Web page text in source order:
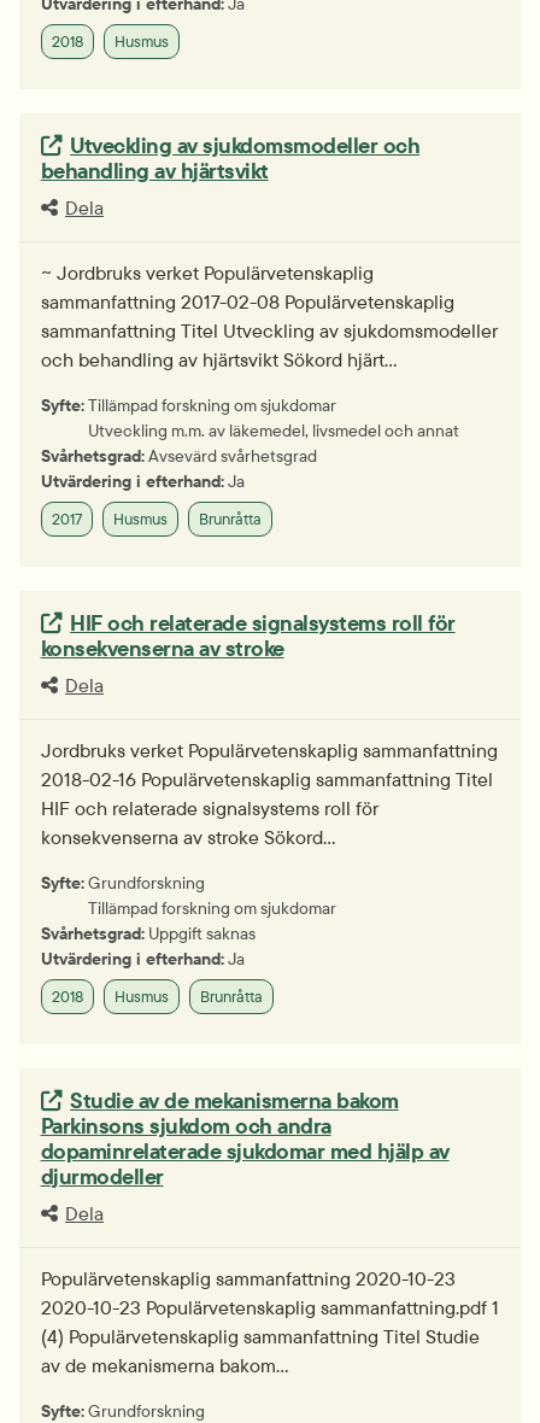
2018 Husmus
Extern länk.
Utveckling av sjukdomsmodeller och
behandling av hjärtsvikt
Dela
~ Jordbruks verket Populärvetenskaplig
sammanfattning 2017-02-08 Populärvetenskaplig
sammanfattning Titel Utveckling av sjukdomsmodeller
och behandling av hjärtsvikt Sökord hjärt…
Syfte:Tillämpad forskning om sjukdomar
Utveckling m.m. av läkemedel, livsmedel och annat
Svårhetsgrad:Avsevärd svårhetsgrad
Utvärdering i efterhand:Ja
2017 Husmus Brunråtta
Extern länk.
HIF och relaterade signalsystems roll för
konsekvenserna av stroke
Dela
Jordbruks verket Populärvetenskaplig sammanfattning
2018-02-16 Populärvetenskaplig sammanfattning Titel
HIF och relaterade signalsystems roll för
konsekvenserna av stroke Sökord…
Syfte:Grundforskning
Tillämpad forskning om sjukdomar
Svårhetsgrad: Uppgift saknas
Utvärdering i efterhand:Ja
2018 Husmus Brunråtta
Extern länk.
Studie av de mekanismerna bakom
Parkinsons sjukdom och andra
dopaminrelaterade sjukdomar med hjälp av
djurmodeller
Dela
Populärvetenskaplig sammanfattning 2020-10-23
2020-10-23 Populärvetenskaplig sammanfattning.pdf 1
(4) Populärvetenskaplig sammanfattning Titel Studie
av de mekanismerna bakom…
Syfte:Grundforskning